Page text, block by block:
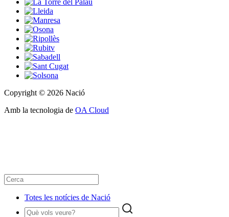
Copyright © 2026 Nació
Amb la tecnologia de OA Cloud
Totes les notícies de Nació